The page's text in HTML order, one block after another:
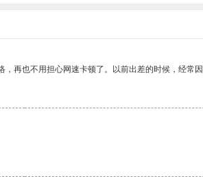
再也不用担心网速卡顿了。以前出差的时候，经常